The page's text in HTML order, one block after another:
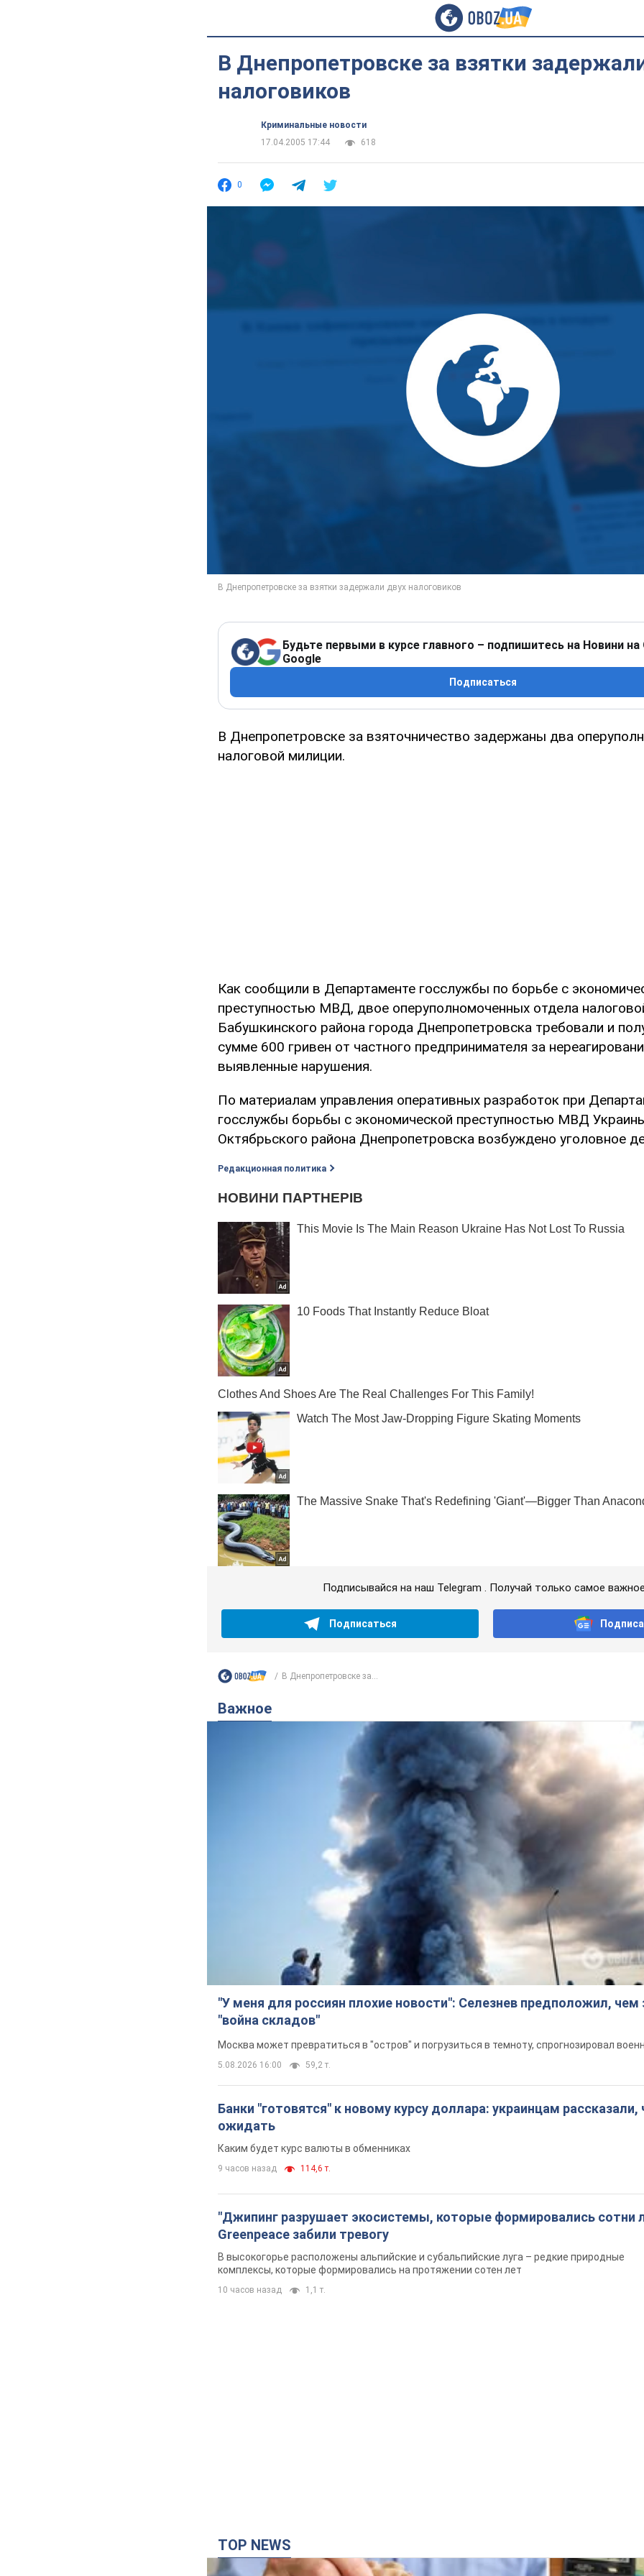
В Днепропетровске за взятки
налоговиков
Криминальные новости
17.04.2005 17:44
618
0
Будьте первыми в курсе главного – подпишитесь на Новини на
Google
Подписаться
В Днепропетровске за взяточничество задержаны два
налоговой милиции.
Как сообщили в Департаменте госслужбы по борьбе с
преступностью МВД, двое оперуполномоченных отдела
Бабушкинского района города Днепропетровска требовали и
сумме 600 гривен от частного предпринимателя за
выявленные нарушения.
По материалам управления оперативных разработок при
госслужбы борьбы с экономической преступностью МВД
Октябрьского района Днепропетровска возбуждено уголовное
Редакционная политика
Подписывайся на наш Telegram . Получай только самое
Подписаться
В Днепропетровске за...
Важное
"У меня для россиян плохие новости": Селезнев предположил, чем
"война складов"
Москва может превратиться в "остров" и погрузиться в темноту, спрогнозировал
5.08.2026 16:00 59,2 т.
Банки "готовятся" к новому курсу доллара: украинцам рассказали,
ожидать
Каким будет курс валюты в обменниках
9 часов назад 114,6 т.
"Джипинг разрушает экосистемы, которые формировались сотни
Greenpeace забили тревогу
В высокогорье расположены альпийские и субальпийские луга – редкие природные
комплексы, которые формировались на протяжении сотен лет
10 часов назад 1,1 т.
TOP NEWS